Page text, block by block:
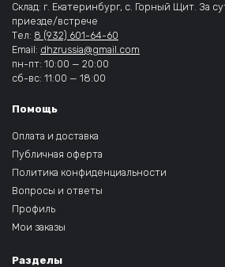
Склад: г. Екатеринбург, с. Горный Щит. За
приезде/встрече
Тел: 8 (932) 601-64-60
Email: dhzrussia@gmail.com
пн-пт: 10:00 — 20:00
сб-вс: 11:00 — 18:00
Помощь
Оплата и доставка
Публичная оферта
Политика конфиденциальности
Вопросы и ответы
Профиль
Мои заказы
Разделы